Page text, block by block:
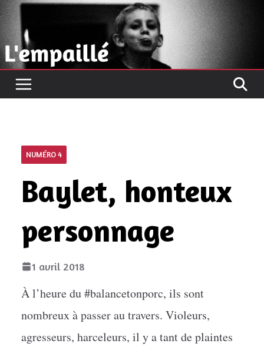
Passer
au
contenu
NUMÉRO 4
Baylet, honteux
personnage
1 avril 2018
À l’heure du #balancetonporc, ils sont
nombreux à passer au travers. Violeurs,
agresseurs, harceleurs, il y a tant de plaintes